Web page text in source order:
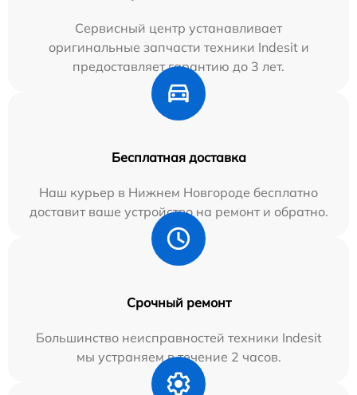
Сервисный центр устанавливает
оригинальные запчасти техники Indesit и
предоставляет гарантию до 3 лет.
Бесплатная доставка
Наш курьер в Нижнем Новгороде бесплатно
доставит ваше устройство на ремонт и обратно.
Срочный ремонт
Большинство неисправностей техники Indesit
мы устраняем в течение 2 часов.